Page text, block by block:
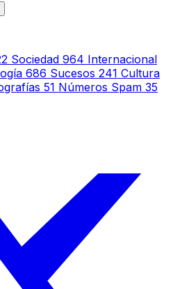
Sociedad 964 Internacional
686 Sucesos 241 Cultura
51 Números Spam 35